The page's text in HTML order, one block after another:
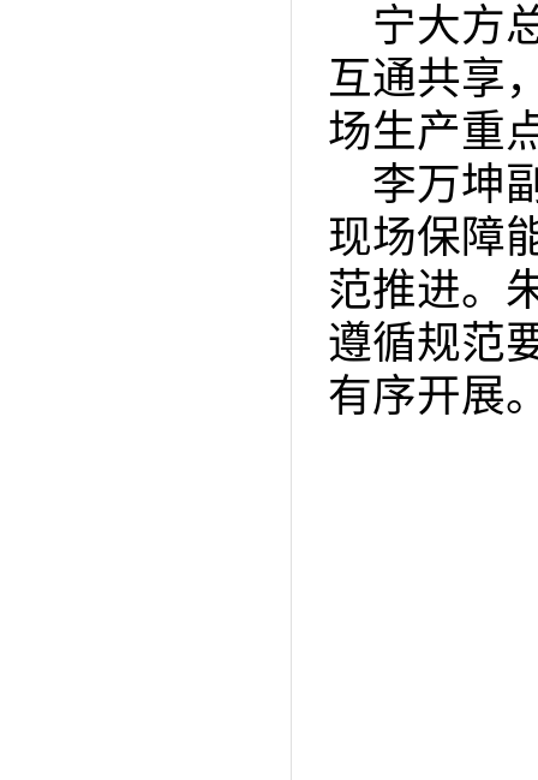
宁大方
互通共享
场生产重
李万坤
现场保障
范推进。
遵循规范
有序开展